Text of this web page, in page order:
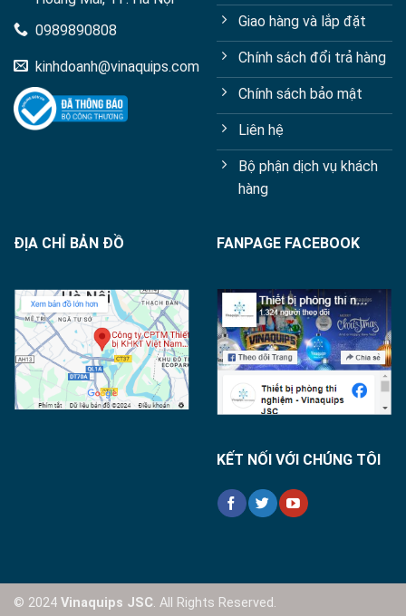
0989890808
kinhdoanh@vinaquips.com
Giao hàng và lắp đặt
Chính sách đổi trả hàng
Chính sách bảo mật
Liên hệ
Bộ phận dịch vụ khách
hàng
ĐỊA CHỈ BẢN ĐỒ FANPAGE FACEBOOK
KẾT NỐI VỚI CHÚNG TÔI
© 2024 Vinaquips JSC. All Rights Reserved.